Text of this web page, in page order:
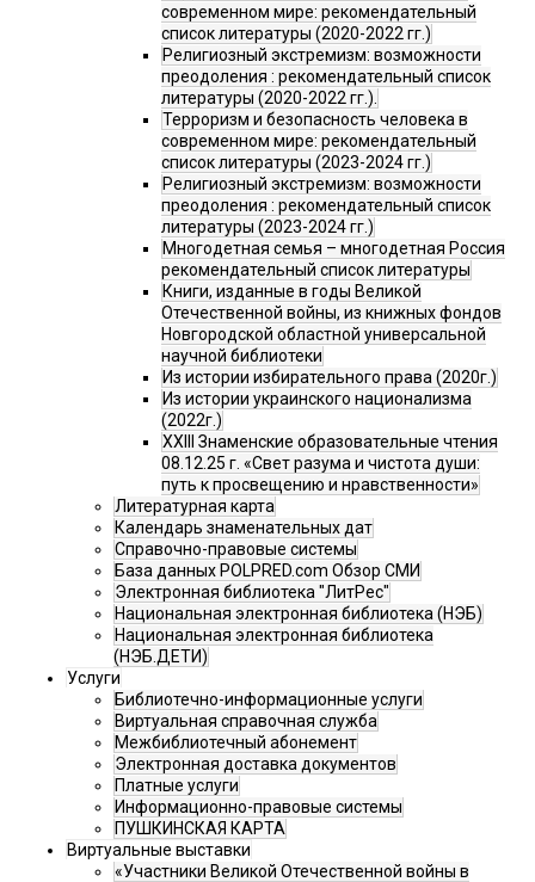
современном мире: рекомендательный
список литературы (2020-2022 гг.)
Религиозный экстремизм: возможности
преодоления : рекомендательный список
литературы (2020-2022 гг.).
Терроризм и безопасность человека в
современном мире: рекомендательный
список литературы (2023-2024 гг.)
Религиозный экстремизм: возможности
преодоления : рекомендательный список
литературы (2023-2024 гг.)
Многодетная семья – многодетная Россия
рекомендательный список литературы
Книги, изданные в годы Великой
Отечественной войны, из книжных фондов
Новгородской областной универсальной
научной библиотеки
Из истории избирательного права (2020г.)
Из истории украинского национализма
(2022г.)
XXIII Знаменские образовательные чтения
08.12.25 г. «Свет разума и чистота души:
путь к просвещению и нравственности»
Литературная карта
Календарь знаменательных дат
Справочно-правовые системы
База данных POLPRED.com Обзор СМИ
Электронная библиотека "ЛитРес"
Национальная электронная библиотека (НЭБ)
Национальная электронная библиотека
(НЭБ.ДЕТИ)
Услуги
Библиотечно-информационные услуги
Виртуальная справочная служба
Межбиблиотечный абонемент
Электронная доставка документов
Платные услуги
Информационно-правовые системы
ПУШКИНСКАЯ КАРТА
Виртуальные выставки
«Участники Великой Отечественной войны в